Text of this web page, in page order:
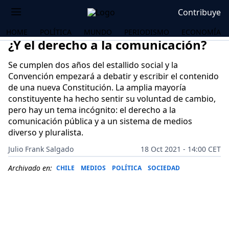
Contribuye
HOME POLÍTICA MUNDO PERIODISMO ECONOMÍA
¿Y el derecho a la comunicación?
Se cumplen dos años del estallido social y la
Convención empezará a debatir y escribir el contenido
de una nueva Constitución. La amplia mayoría
constituyente ha hecho sentir su voluntad de cambio,
pero hay un tema incógnito: el derecho a la
comunicación pública y a un sistema de medios
diverso y pluralista.
Julio Frank Salgado
18 Oct 2021 - 14:00 CET
Archivado en: CHILE MEDIOS POLÍTICA SOCIEDAD